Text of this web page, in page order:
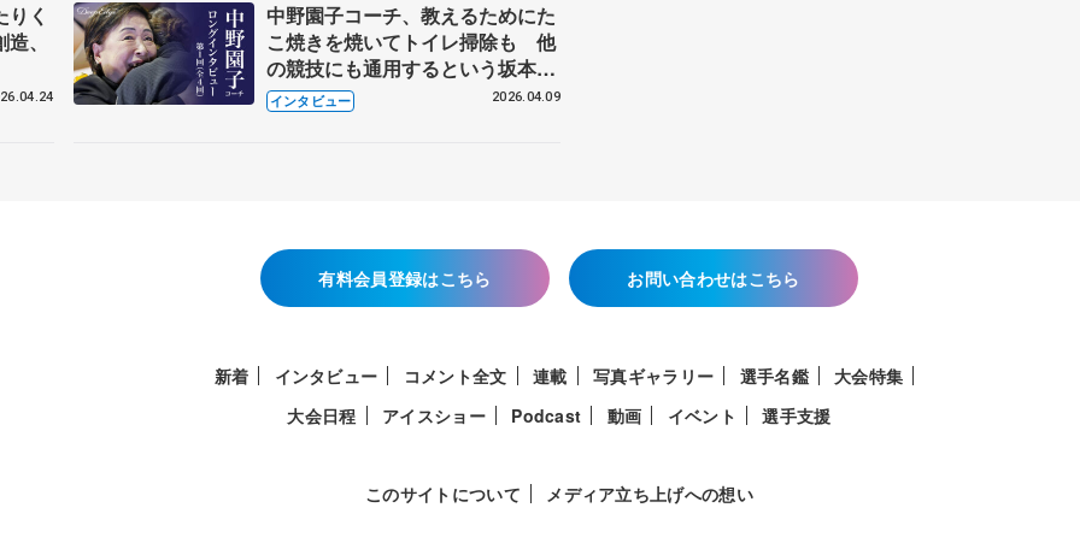
く
、
中野園子コーチ、教えるためにた
こ焼きを焼いてトイレ掃除も 他
の競技にも通用するという坂本花
織の筋肉
インタビュー 2026.04.09
有料会員登録はこちら お問い合わせはこちら
新着 インタビュー コメント全文 連載 写真ギャラリー 選手名鑑
大会特集
大会日程
アイスショー Podcast 動画 イベント 選手支援
このサイトについて メディア立ち上げへの想い